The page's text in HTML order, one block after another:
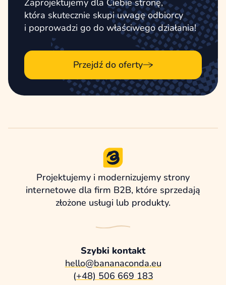
Zaprojektujemy dla Ciebie stronę,
która skutecznie skupi uwagę odbiorcy
i poprowadzi go do właściwego działania!
Przejdź do oferty
Projektujemy i modernizujemy strony
internetowe dla firm B2B, które sprzedają
złożone usługi lub produkty.
Szybki kontakt
hello@bananaconda.eu
(+48) 506 669 183